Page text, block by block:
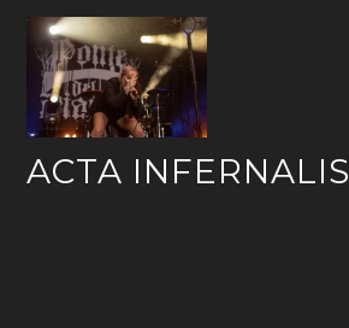
Skip
content
ACTA INFERNALIS